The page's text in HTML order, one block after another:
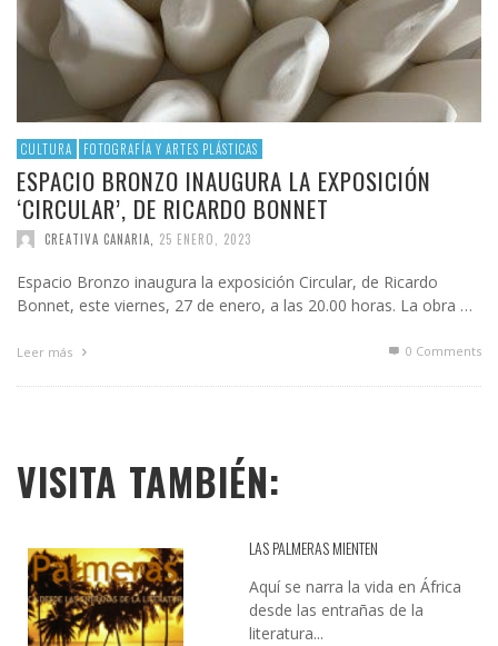
CULTURA FOTOGRAFÍA Y ARTES PLÁSTICAS
ESPACIO BRONZO INAUGURA LA EXPOSICIÓN
‘CIRCULAR’, DE RICARDO BONNET
CREATIVA CANARIA 25 ENERO, 2023
Espacio Bronzo inaugura la exposición Circular, de Ricardo
Bonnet, este viernes, 27 de enero, a las 20.00 horas. La obra …
Leer más 0 Comments
VISITA TAMBIÉN:
LAS PALMERAS MIENTEN
Aquí se narra la vida en África
desde las entrañas de la
literatura...